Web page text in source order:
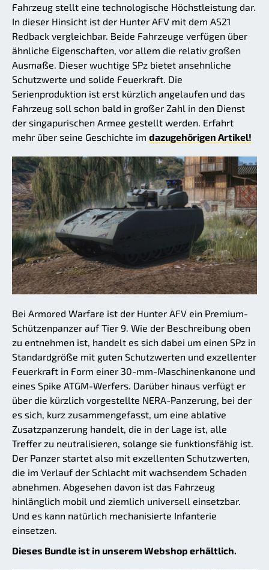
Fahrzeug stellt eine technologische Höchstleistung dar.
In dieser Hinsicht ist der Hunter AFV mit dem AS21
Redback vergleichbar. Beide Fahrzeuge verfügen über
ähnliche Eigenschaften, vor allem die relativ großen
Ausmaße. Dieser wuchtige SPz bietet ansehnliche
Schutzwerte und solide Feuerkraft. Die
Serienproduktion ist erst kürzlich angelaufen und das
Fahrzeug soll schon bald in großer Zahl in den Dienst
der singapurischen Armee gestellt werden. Erfahrt
mehr über seine Geschichte im dazugehörigen Artikel!
Bei Armored Warfare ist der Hunter AFV ein Premium-
Schützenpanzer auf Tier 9. Wie der Beschreibung oben
zu entnehmen ist, handelt es sich dabei um einen SPz in
Standardgröße mit guten Schutzwerten und exzellenter
Feuerkraft in Form einer 30-mm-Maschinenkanone und
eines Spike ATGM-Werfers. Darüber hinaus verfügt er
über die kürzlich vorgestellte NERA-Panzerung, bei der
es sich, kurz zusammengefasst, um eine ablative
Zusatzpanzerung handelt, die in der Lage ist, alle
Treffer zu neutralisieren, solange sie funktionsfähig ist.
Der Panzer startet also mit exzellenten Schutzwerten,
die im Verlauf der Schlacht mit wachsendem Schaden
abnehmen. Abgesehen davon ist das Fahrzeug
hinlänglich mobil und ziemlich universell einsetzbar.
Und es kann natürlich mechanisierte Infanterie
einsetzen.
Dieses Bundle ist in unserem Webshop erhältlich.